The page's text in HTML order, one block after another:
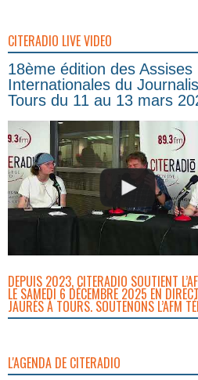
CITERADIO LIVE VIDEO
18ème édition des Assises
Internationales du
Tours du 11 au 13 mars
DEPUIS 2023, CITERADIO SOUTIENT
LE SAMEDI 6 DÉCEMBRE 2025 EN
JAURÈS À TOURS. SOUTENONS L’AFM
L'AGENDA DE CITERADIO